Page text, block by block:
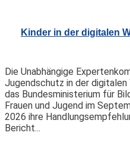
Kinder in der digitalen
Die Unabhängige
Jugendschutz in der
das Bundesministerium für
Frauen und Jugend im
2026 ihre
Bericht...